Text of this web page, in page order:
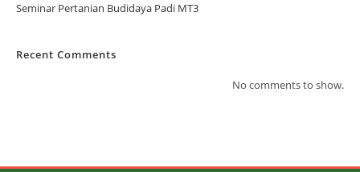
Seminar Pertanian Budidaya Padi MT3
Recent Comments
No comments to show.